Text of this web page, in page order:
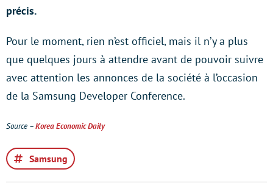
précis.
Pour le moment, rien n’est officiel, mais il n’y a plus
que quelques jours à attendre avant de pouvoir suivre
avec attention les annonces de la société à l’occasion
de la Samsung Developer Conference.
Source –Korea Economic Daily
Samsung